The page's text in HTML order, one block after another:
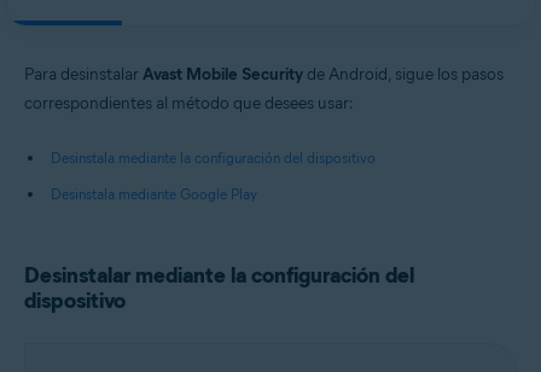
Para desinstalarAvast Mobile Security de Android, sigue los pasos
correspondientes al método que desees usar:
Desinstala mediante la configuración del dispositivo
Desinstala mediante Google Play
Desinstalar mediante la configuración del
dispositivo